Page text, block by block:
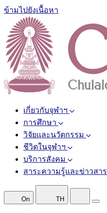
ข้ามไปยังเนื้อหา
เกี่ยวกับจุฬาฯ
การศึกษา
วิจัยและนวัตกรรม
ชีวิตในจุฬาฯ
บริการสังคม
สาระความรู้และข่าวสาร
On TH